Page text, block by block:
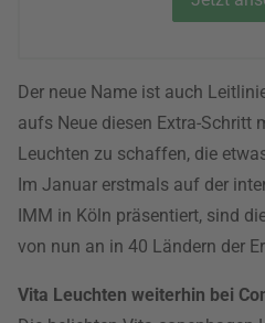
Der neue Name ist auch
aufs Neue diesen Extra-Schritt
Leuchten zu schaffen, die
Im Januar erstmals auf der
IMM in Köln präsentiert, sind
von nun an in 40 Ländern der
Vita Leuchten weiterhin bei